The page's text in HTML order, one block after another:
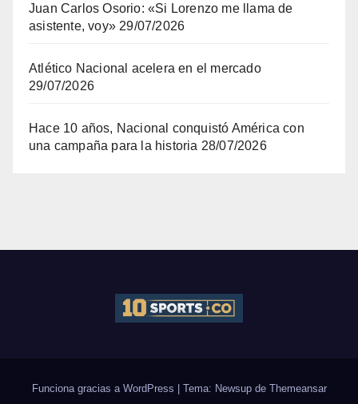
Juan Carlos Osorio: «Si Lorenzo me llama de
asistente, voy» 29/07/2026
Atlético Nacional acelera en el mercado
29/07/2026
Hace 10 años, Nacional conquistó América con
una campaña para la historia 28/07/2026
Funciona gracias a WordPress Tema: Newsup de Themeansar